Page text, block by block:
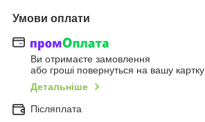
Умови оплати
Ви отримаєте замовлення
або гроші повернуться на вашу картку
Детальніше
Післяплата